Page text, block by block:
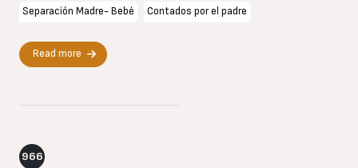
Separación Madre- Bebé Contados por el padre
Read more
966